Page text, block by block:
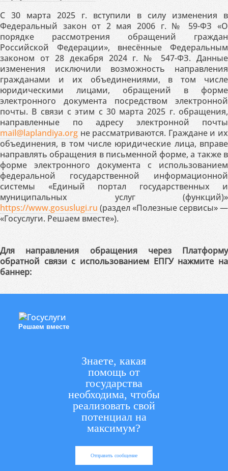
С 30 марта 2025 г. вступили в силу изменения в
Федеральный закон от 2 мая 2006 г. № 59-ФЗ «О
порядке рассмотрения обращений граждан
Российской Федерации», внесённые Федеральным
законом от 28 декабря 2024 г. № 547-ФЗ. Данные
изменения исключили возможность направления
гражданами и их объединениями, в том числе
юридическими лицами, обращений в форме
электронного документа посредством электронной
почты. В связи с этим с 30 марта 2025 г. обращения,
направленные по адресу электронной почты
mail@laplandiya.org не рассматриваются. Граждане и их
объединения, в том числе юридические лица, вправе
направлять обращения в письменной форме, а также в
форме электронного документа с использованием
федеральной государственной информационной
системы «Единый портал государственных и
муниципальных услуг (функций)»
https://www.gosuslugi.ru (раздел «Полезные сервисы» —
«Госуслуги. Решаем вместе»).
Для направления обращения через Платформу
обратной связи с использованием ЕПГУ нажмите на
баннер:
Решаем вместе
Знаете, какая
помощь от
государства
необходима, чтобы
реализовать свой
потенциал на
максимум?
Отправить сообщение